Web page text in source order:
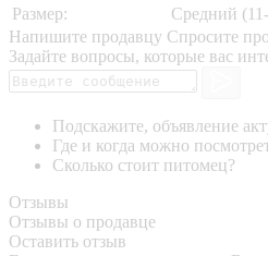
Размер:
Средний
Напишите продавцу Спросите
Задайте вопросы, которые вас
Подскажите, объявление
Где и когда можно
Сколько стоит питомец?
Отзывы
Отзывы о продавце
Оставить отзыв